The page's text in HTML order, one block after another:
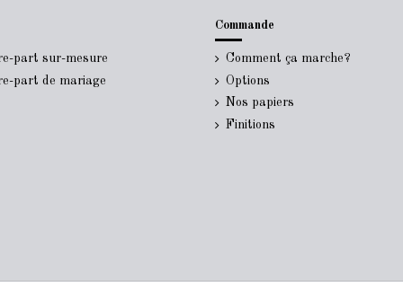
part sur-mesure
part de mariage
Commande
Comment ça marche?
Options
Nos papiers
Finitions